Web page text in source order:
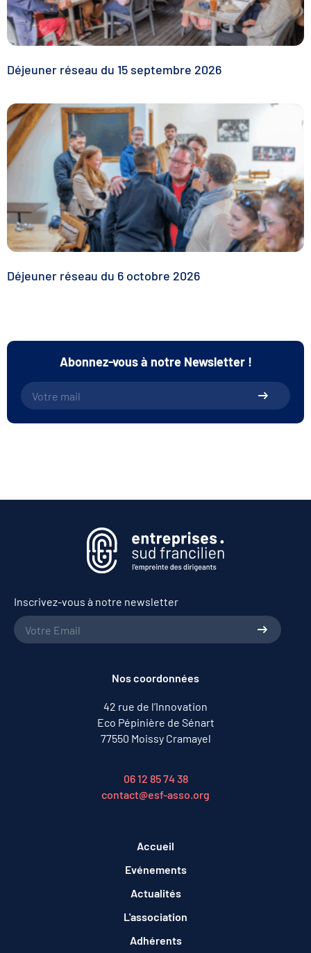
Déjeuner réseau du 15 septembre 2026
Déjeuner réseau du 6 octobre 2026
Abonnez-vous à notre Newsletter !
Inscrivez-vous à notre newsletter
Nos coordonnées
42 rue de l’Innovation
Eco Pépinière de Sénart
77550 Moissy Cramayel
06 12 85 74 38
contact@esf-asso.org
Accueil
Evénements
Actualités
L'association
Adhérents